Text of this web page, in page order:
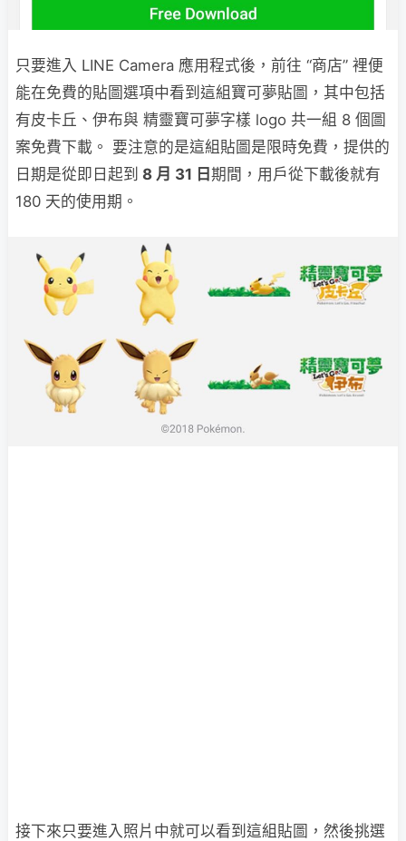
只要進入 LINE Camera 應用程式後，前往 “商店” 裡便
能在免費的貼圖選項中看到這組寶可夢貼圖，其中包括
有皮卡丘、伊布與 精靈寶可夢字樣 logo 共一組 8 個圖
案免費下載。 要注意的是這組貼圖是限時免費，提供的
日期是從即日起到 8 月 31 日 期間，用戶從下載後就有
180 天的使用期。
接下來只要進入照片中就可以看到這組貼圖，然後挑選